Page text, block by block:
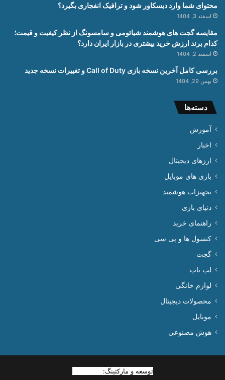
محتوای شما وارد دیسکاور شود و ترافیک انفجاری بگیرد؟
اسفند 3, 1404
مقایسه گجت های هوشمند شیائومی و سامسونگ از نظر کیفیت و قیمت؛
کدام برند ارزش خرید بیشتری در بازار ایران دارد؟
اسفند 2, 1404
بررسی کامل آخرین نسخه بازی Call of Duty و تغییرات نسخه جدید
بهمن 29, 1404
دسته‌ها
آموزش
اخبار
ارزهای دیجیتال
بازی های موبایل
تجهیزات هوشمند
دنیای بازی
راهنمای خرید
کنسول ها و پی سی
گجت
لپ تاپ
لوازم خانگی
محصولات دیجیتال
موبایل
هوش مصنوعی
توسعه و مارکتینگ: